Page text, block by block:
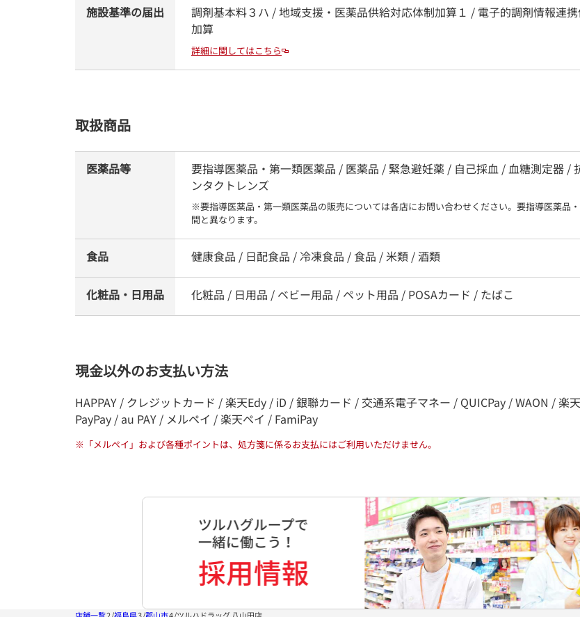
施設基準の届出
調剤基本料３ハ / 地域支援・医薬品供給対応体制加算１ / 電子的調剤情報連
加算
詳細に関してはこちら
取扱商品
医薬品等
要指導医薬品・第一類医薬品 / 医薬品 / 緊急避妊薬 / 自己採血 / 血糖測定器 /
ンタクトレンズ
※要指導医薬品・第一類医薬品の販売については各店にお問い合わせください。要指導医薬品
間と異なります。
食品 健康食品 / 日配食品 / 冷凍食品 / 食品 / 米類 / 酒類
化粧品・日用品 化粧品 / 日用品 / ベビー用品 / ペット用品 / POSAカード / たばこ
現金以外のお支払い方法
HAPPAY / クレジットカード / 楽天Edy / iD / 銀聯カード / 交通系電子マネー / QUICPay / WAON /
PayPay / au PAY / メルペイ / 楽天ペイ / FamiPay
※ 「メルペイ」および各種ポイントは、処方箋に係るお支払にはご利用いただけません。
店舗一覧 福島県 郡山市 ツルハドラッグ 八山田店